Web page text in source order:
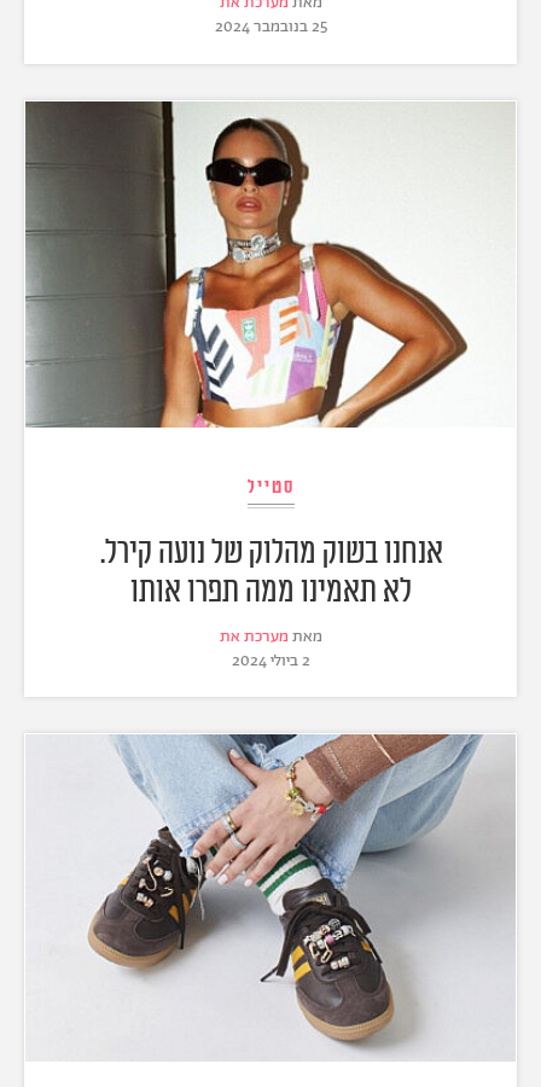
25 בנובמבר 2024
סטייל
אנחנו בשוק מהלוק של נועה קירל.
לא תאמינו ממה תפרו אותו
מאת מערכת את
2 ביולי 2024